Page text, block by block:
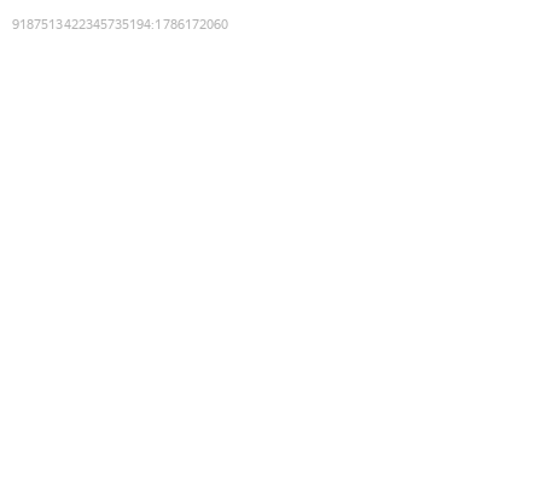
9187513422345735194:1786172060